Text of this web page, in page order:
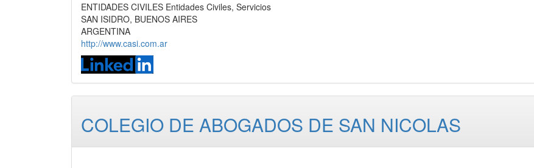
ENTIDADES CIVILES Entidades Civiles, Servicios
SAN ISIDRO, BUENOS AIRES
ARGENTINA
http://www.casi.com.ar
COLEGIO DE ABOGADOS DE SAN NICOLAS